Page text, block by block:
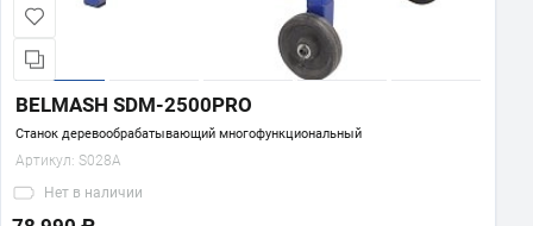
BELMASH SDM-2500PRO
Станок деревообрабатывающий многофункциональный
Артикул: S028A
Нет в наличии